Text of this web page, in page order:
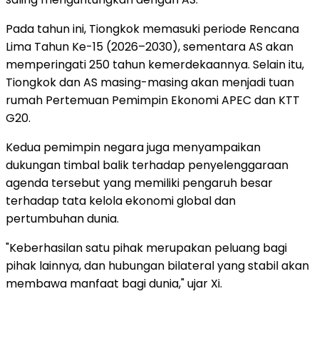
Pada tahun ini, Tiongkok memasuki periode Rencana
Lima Tahun Ke-15 (2026–2030), sementara AS akan
memperingati 250 tahun kemerdekaannya. Selain itu,
Tiongkok dan AS masing-masing akan menjadi tuan
rumah Pertemuan Pemimpin Ekonomi APEC dan KTT
G20.
Kedua pemimpin negara juga menyampaikan
dukungan timbal balik terhadap penyelenggaraan
agenda tersebut yang memiliki pengaruh besar
terhadap tata kelola ekonomi global dan
pertumbuhan dunia.
"Keberhasilan satu pihak merupakan peluang bagi
pihak lainnya, dan hubungan bilateral yang stabil akan
membawa manfaat bagi dunia," ujar Xi.